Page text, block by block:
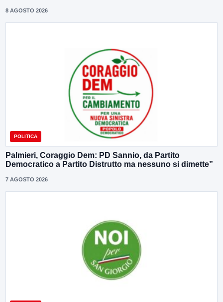
8 AGOSTO 2026
POLITICA
Palmieri, Coraggio Dem: PD Sannio, da Partito
Democratico a Partito Distrutto ma nessuno si dimette”
7 AGOSTO 2026